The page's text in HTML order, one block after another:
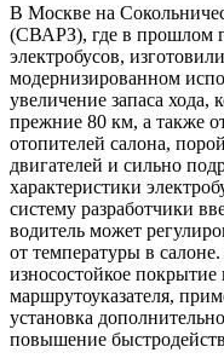
В Москве на
(СВАРЗ), где в прошлом
электробусов,
модернизированном
увеличение запаса хода,
прежние 80 км, а также
отопителей салона,
двигателей и сильно
характеристики
систему разработчики
водитель может
от температуры в
износостойкое покрытие
маршрутоуказателя,
установка
повышение